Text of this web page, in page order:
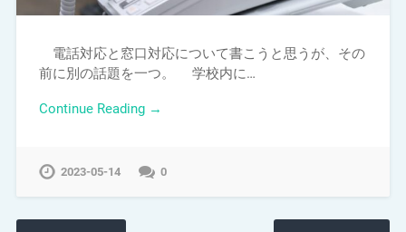
電話対応と窓口対応について書こうと思うが、その
前に別の話題を一つ。 学校内に…
Continue Reading →
2023-05-14 0